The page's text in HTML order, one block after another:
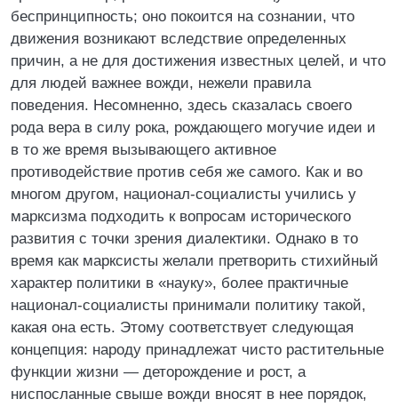
беспринципность; оно покоится на сознании, что
движения возникают вследствие определенных
причин, а не для достижения известных целей, и что
для людей важнее вожди, нежели правила
поведения. Несомненно, здесь сказалась своего
рода вера в силу рока, рождающего могучие идеи и
в то же время вызывающего активное
противодействие против себя же самого. Как и во
многом другом, национал-социалисты учились у
марксизма подходить к вопросам исторического
развития с точки зрения диалектики. Однако в то
время как марксисты желали претворить стихийный
характер политики в «науку», более практичные
национал-социалисты принимали политику такой,
какая она есть. Этому соответствует следующая
концепция: народу принадлежат чисто растительные
функции жизни — деторождение и рост, а
ниспосланные свыше вожди вносят в нее порядок,